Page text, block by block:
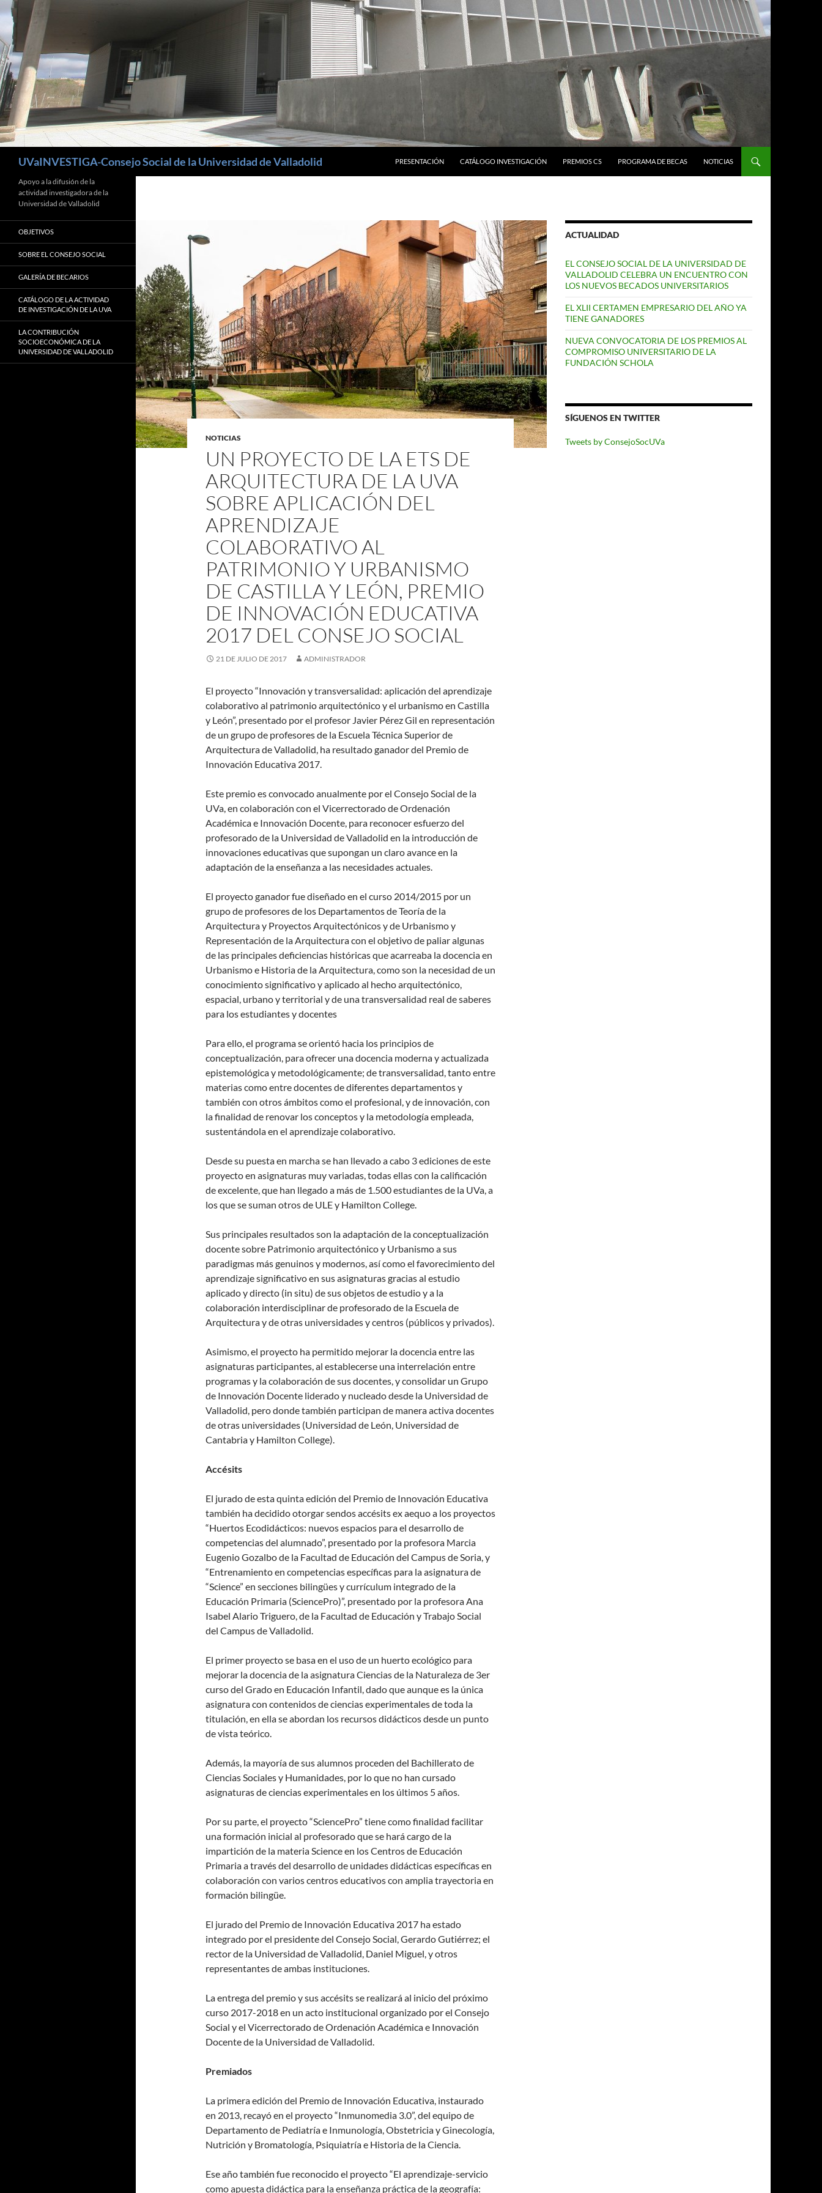
UVaINVESTIGA-Consejo Social de la Universidad de Valladolid
PRESENTACIÓN
CATÁLOGO INVESTIGACIÓN PREMIOS CS PROGRAMA DE BECAS NOTICIAS
NOTICIAS
UN PROYECTO DE LA ETS DE
ARQUITECTURA DE LA UVA
SOBRE APLICACIÓN DEL
APRENDIZAJE
COLABORATIVO AL
PATRIMONIO Y URBANISMO
DE CASTILLA Y LEÓN, PREMIO
DE INNOVACIÓN EDUCATIVA
2017 DEL CONSEJO SOCIAL
21 DE JULIO DE 2017 ADMINISTRADOR
El proyecto “Innovación y transversalidad: aplicación del aprendizaje
colaborativo al patrimonio arquitectónico y el urbanismo en Castilla
y León”, presentado por el profesor Javier Pérez Gil en representación
de un grupo de profesores de la Escuela Técnica Superior de
Arquitectura de Valladolid, ha resultado ganador del Premio de
Innovación Educativa 2017.
Este premio es convocado anualmente por el Consejo Social de la
UVa, en colaboración con el Vicerrectorado de Ordenación
Académica e Innovación Docente, para reconocer esfuerzo del
profesorado de la Universidad de Valladolid en la introducción de
innovaciones educativas que supongan un claro avance en la
adaptación de la enseñanza a las necesidades actuales.
El proyecto ganador fue diseñado en el curso 2014/2015 por un
grupo de profesores de los Departamentos de Teoría de la
Arquitectura y Proyectos Arquitectónicos y de Urbanismo y
Representación de la Arquitectura con el objetivo de paliar algunas
de las principales deficiencias históricas que acarreaba la docencia en
Urbanismo e Historia de la Arquitectura, como son la necesidad de un
conocimiento significativo y aplicado al hecho arquitectónico,
espacial, urbano y territorial y de una transversalidad real de saberes
para los estudiantes y docentes
Para ello, el programa se orientó hacia los principios de
conceptualización, para ofrecer una docencia moderna y actualizada
epistemológica y metodológicamente; de transversalidad, tanto entre
materias como entre docentes de diferentes departamentos y
también con otros ámbitos como el profesional, y de innovación, con
la finalidad de renovar los conceptos y la metodología empleada,
sustentándola en el aprendizaje colaborativo.
Desde su puesta en marcha se han llevado a cabo 3 ediciones de este
proyecto en asignaturas muy variadas, todas ellas con la calificación
de excelente, que han llegado a más de 1.500 estudiantes de la UVa, a
los que se suman otros de ULE y Hamilton College.
Sus principales resultados son la adaptación de la conceptualización
docente sobre Patrimonio arquitectónico y Urbanismo a sus
paradigmas más genuinos y modernos, así como el favorecimiento del
aprendizaje significativo en sus asignaturas gracias al estudio
aplicado y directo (in situ) de sus objetos de estudio y a la
colaboración interdisciplinar de profesorado de la Escuela de
Arquitectura y de otras universidades y centros (públicos y privados).
Asimismo, el proyecto ha permitido mejorar la docencia entre las
asignaturas participantes, al establecerse una interrelación entre
programas y la colaboración de sus docentes, y consolidar un Grupo
de Innovación Docente liderado y nucleado desde la Universidad de
Valladolid, pero donde también participan de manera activa docentes
de otras universidades (Universidad de León, Universidad de
Cantabria y Hamilton College).
Accésits
El jurado de esta quinta edición del Premio de Innovación Educativa
también ha decidido otorgar sendos accésits ex aequo a los proyectos
“Huertos Ecodidácticos: nuevos espacios para el desarrollo de
competencias del alumnado”, presentado por la profesora Marcia
Eugenio Gozalbo de la Facultad de Educación del Campus de Soria, y
“Entrenamiento en competencias específicas para la asignatura de
“Science” en secciones bilingües y currículum integrado de la
Educación Primaria (SciencePro)”, presentado por la profesora Ana
Isabel Alario Triguero, de la Facultad de Educación y Trabajo Social
del Campus de Valladolid.
El primer proyecto se basa en el uso de un huerto ecológico para
mejorar la docencia de la asignatura Ciencias de la Naturaleza de 3er
curso del Grado en Educación Infantil, dado que aunque es la única
asignatura con contenidos de ciencias experimentales de toda la
titulación, en ella se abordan los recursos didácticos desde un punto
de vista teórico.
Además, la mayoría de sus alumnos proceden del Bachillerato de
Ciencias Sociales y Humanidades, por lo que no han cursado
asignaturas de ciencias experimentales en los últimos 5 años.
Por su parte, el proyecto “SciencePro” tiene como finalidad facilitar
una formación inicial al profesorado que se hará cargo de la
impartición de la materia Science en los Centros de Educación
Primaria a través del desarrollo de unidades didácticas específicas en
colaboración con varios centros educativos con amplia trayectoria en
formación bilingüe.
El jurado del Premio de Innovación Educativa 2017 ha estado
integrado por el presidente del Consejo Social, Gerardo Gutiérrez; el
rector de la Universidad de Valladolid, Daniel Miguel, y otros
representantes de ambas instituciones.
La entrega del premio y sus accésits se realizará al inicio del próximo
curso 2017-2018 en un acto institucional organizado por el Consejo
Social y el Vicerrectorado de Ordenación Académica e Innovación
Docente de la Universidad de Valladolid.
Premiados
La primera edición del Premio de Innovación Educativa, instaurado
en 2013, recayó en el proyecto “Inmunomedia 3.0”, del equipo de
Departamento de Pediatría e Inmunología, Obstetricia y Ginecología,
Nutrición y Bromatología, Psiquiatría e Historia de la Ciencia.
Ese año también fue reconocido el proyecto “El aprendizaje-servicio
como apuesta didáctica para la enseñanza práctica de la geografía:
ACTUALIDAD
EL CONSEJO SOCIAL DE LA UNIVERSIDAD DE
VALLADOLID CELEBRA UN ENCUENTRO CON
LOS NUEVOS BECADOS UNIVERSITARIOS
EL XLII CERTAMEN EMPRESARIO DEL AÑO YA
TIENE GANADORES
NUEVA CONVOCATORIA DE LOS PREMIOS AL
COMPROMISO UNIVERSITARIO DE LA
FUNDACIÓN SCHOLA
SÍGUENOS EN TWITTER
Tweets by ConsejoSocUVa
Apoyo a la difusión de la
actividad investigadora de la
Universidad de Valladolid
OBJETIVOS
SOBRE EL CONSEJO SOCIAL
GALERÍA DE BECARIOS
CATÁLOGO DE LA ACTIVIDAD
DE INVESTIGACIÓN DE LA UVA
LA CONTRIBUCIÓN
SOCIOECONÓMICA DE LA
UNIVERSIDAD DE VALLADOLID